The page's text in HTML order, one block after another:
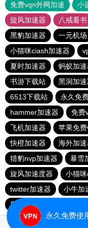
免费vqn外网加速
小
旋风加速器
八戒看书
黑豹加速器
一元机场
小猫咪ciash加速器
夏时加速器
蚂蚁加速
书游下载站
黑洞加
6513下载站
永久免
hammer加速器
免费
飞机加速器
苹果免
快橙加速器
海外加
猎豹nvp加速器
暴雪
旋风加速度器
小猫
twitter加速器
小牛加
黑洞永久加速器
永久免费使